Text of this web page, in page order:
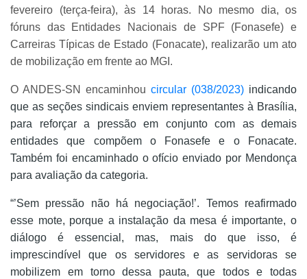
fevereiro (terça-feira), às 14 horas. No mesmo dia, os
fóruns das Entidades Nacionais de SPF (Fonasefe) e
Carreiras Típicas de Estado (Fonacate), realizarão um ato
de mobilização em frente ao MGI.
O ANDES-SN encaminhou circular (038/2023) indicando
que as seções sindicais enviem representantes à Brasília,
para reforçar a pressão em conjunto com as demais
entidades que compõem o Fonasefe e o Fonacate.
Também foi encaminhado o ofício enviado por Mendonça
para avaliação da categoria.
“’Sem pressão não há negociação!’. Temos reafirmado
esse mote, porque a instalação da mesa é importante, o
diálogo é essencial, mas, mais do que isso, é
imprescindível que os servidores e as servidoras se
mobilizem em torno dessa pauta, que todos e todas